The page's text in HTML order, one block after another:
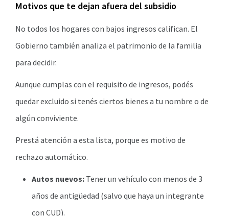
Motivos que te dejan afuera del subsidio
No todos los hogares con bajos ingresos califican. El
Gobierno también analiza el patrimonio de la familia
para decidir.
Aunque cumplas con el requisito de ingresos, podés
quedar excluido si tenés ciertos bienes a tu nombre o de
algún conviviente.
Prestá atención a esta lista, porque es motivo de
rechazo automático.
Autos nuevos: Tener un vehículo con menos de 3
años de antigüedad (salvo que haya un integrante
con CUD).